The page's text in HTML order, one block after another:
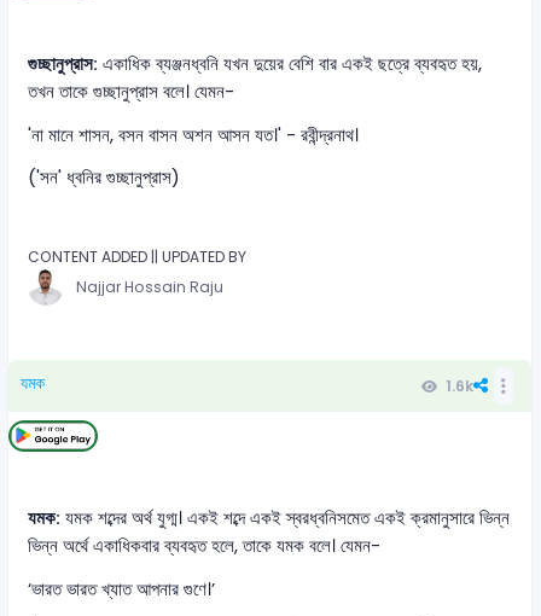
গুচ্ছানুপ্রাস:একাধিক ব্যঞ্জনধ্বনি যখন দুয়ের বেশি বার একই ছত্রে ব্যবহৃত হয়,
তখন তাকে গুচ্ছানুপ্রাস বলে। যেমন-
'না মানে শাসন, বসন বাসন অশন আসন যত।' - রবীন্দ্রনাথ।
('সন' ধ্বনির গুচ্ছানুপ্রাস)
CONTENT ADDED || UPDATED BY
Najjar Hossain Raju
যমক 1.6k
যমক: যমক শব্দের অর্থ যুগ্ম। একই শব্দে একই স্বরধ্বনিসমেত একই ক্রমানুসারে ভিন্ন
ভিন্ন অর্থে একাধিকবার ব্যবহৃত হলে, তাকে যমক বলে। যেমন-
‘ভারত ভারত খ্যাত আপনার গুণে।’